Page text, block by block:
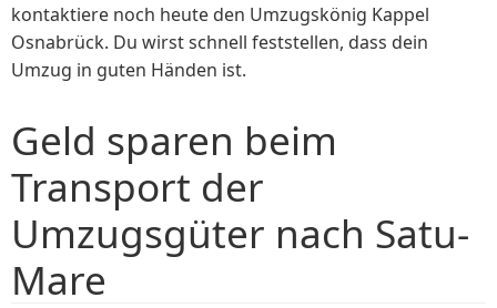
kontaktiere noch heute den Umzugskönig Kappel
Osnabrück. Du wirst schnell feststellen, dass dein
Umzug in guten Händen ist.
Geld sparen beim
Transport der
Umzugsgüter nach Satu-
Mare